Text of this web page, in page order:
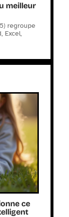
meilleur
regroupe
Excel,
ce